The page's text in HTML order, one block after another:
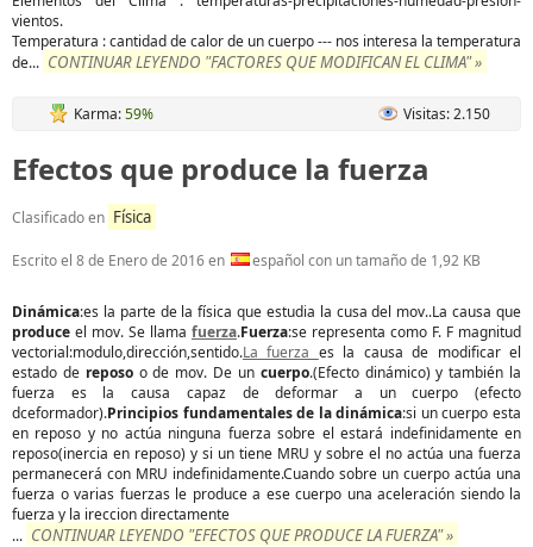
vientos.
Temperatura : cantidad de calor de un cuerpo --- nos interesa la temperatura
de... CONTINUAR LEYENDO "FACTORES QUE MODIFICAN EL CLIMA" »
Karma:59% Visitas: 2.150
Efectos que produce la fuerza
Clasificado en Física
Escrito el 8 de Enero de 2016en español con un tamaño de 1,92 KB
Dinámica:es la parte de la física que estudia la cusa del mov..La causa que
produce el mov. Se llama fuerza.Fuerza:se representa como F. F magnitud
vectorial:modulo,dirección,sentido.La fuerza es la causa de modificar el
estado de reposoo de mov. De un cuerpo.(Efecto dinámico) y también la
fuerza es la causa capaz de deformar a un cuerpo (efecto
dceformador).Principios fundamentales de la dinámica:si un cuerpo esta
en reposo y no actúa ninguna fuerza sobre el estará indefinidamente en
reposo(inercia en reposo) y si un tiene MRU y sobre el no actúa una fuerza
permanecerá con MRU indefinidamente.Cuando sobre un cuerpo actúa una
fuerza o varias fuerzas le produce a ese cuerpo una aceleración siendo la
fuerza y la ireccion directamente
... CONTINUAR LEYENDO "EFECTOS QUE PRODUCE LA FUERZA" »